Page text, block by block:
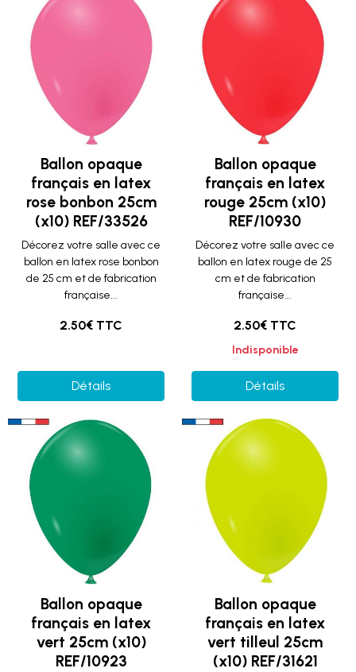
Ballon opaque
français en latex
rose bonbon 25cm
(x10) REF/33526
Décorez votre salle avec ce
ballon en latex rose bonbon
de 25 cm et de fabrication
française...
2.50€ TTC
Détails
Ballon opaque
français en latex
rouge 25cm (x10)
REF/10930
Décorez votre salle avec ce
ballon en latex rouge de 25
cm et de fabrication
française...
2.50€ TTC
Indisponible
Détails
Ballon opaque
français en latex
vert 25cm (x10)
REF/10923
Ballon opaque
français en latex
vert tilleul 25cm
(x10) REF/31621